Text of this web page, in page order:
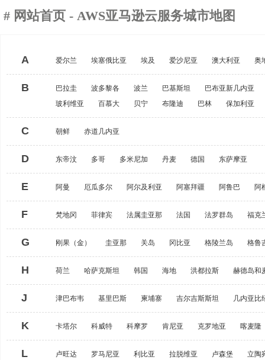
# 网站首页 - AWS亚马逊云服务城市地图
A 爱尔兰 埃塞俄比亚 埃及 爱沙尼亚 澳大利亚 奥
B 巴拉圭 波多黎各 波兰 巴基斯坦
巴布亚新几内亚
玻利维亚
百慕大 贝宁 布隆迪 巴林 保加利亚
C 朝鲜 赤道几内亚
D 东帝汶 多哥 多米尼加 丹麦 德国 东萨摩亚
E 阿曼 厄瓜多尔 阿尔及利亚 阿塞拜疆 阿鲁巴 阿
F 梵地冈 菲律宾 法属圭亚那 法国 法罗群岛 福克
G 刚果（金） 圭亚那 关岛 冈比亚 格陵兰岛 格鲁
H 荷兰 哈萨克斯坦 韩国 海地 洪都拉斯 赫德岛和
J 津巴布韦 基里巴斯 柬埔寨 吉尔吉斯斯坦 几内亚比
K 卡塔尔 科威特 科摩罗 肯尼亚 克罗地亚 喀麦隆
L 卢旺达 罗马尼亚 利比亚 拉脱维亚 卢森堡 立陶